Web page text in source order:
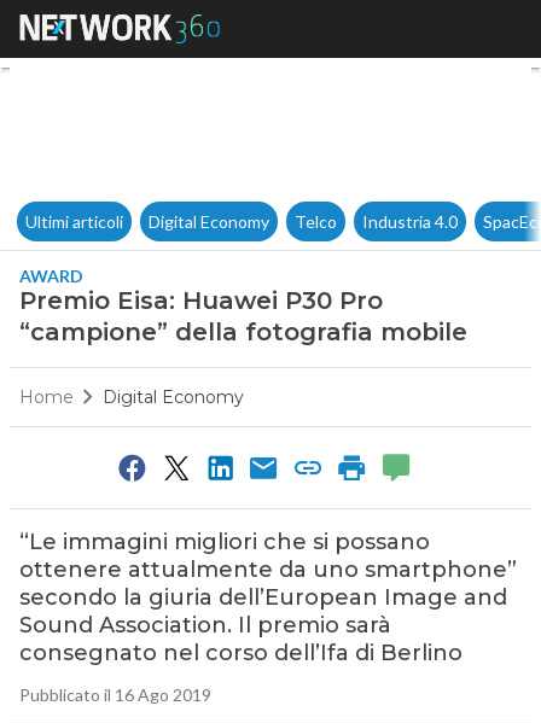
Premio Eisa: Huawei P30
Ultimi articoli Digital Economy Telco Industria 4.0
AWARD
Premio Eisa: Huawei P30 Pro
“campione” della fotografia mobile
Home Digital Economy
“Le immagini migliori che si possano
ottenere attualmente da uno smartphone”
secondo la giuria dell’European Image and
Sound Association. Il premio sarà
consegnato nel corso dell’Ifa di Berlino
Pubblicato il 16 Ago 2019